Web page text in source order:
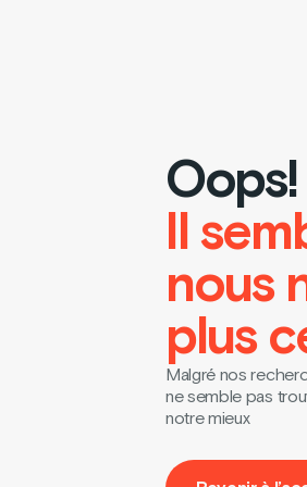
Oops!
Il
nous
plus
Malgré nos
ne semble pas
notre mieux